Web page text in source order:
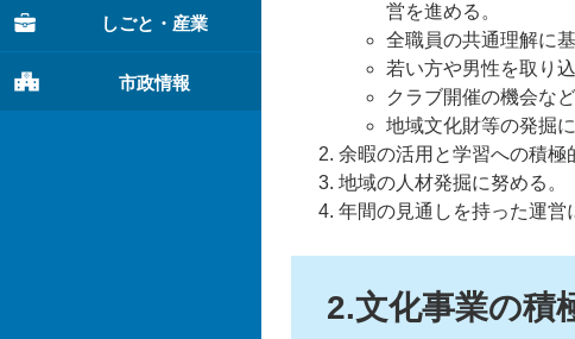
しごと・産業
市政情報
営を進める。
全職員の共通理解に
若い方や男性を取り
クラブ開催の機会な
地域文化財等の発掘
余暇の活用と学習への積極
地域の人材発掘に努める。
年間の見通しを持った運営
2.文化事業の積